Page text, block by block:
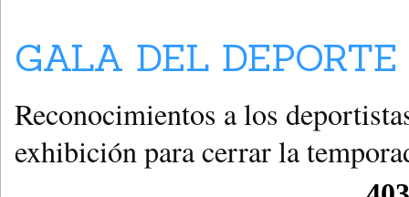
GALA DEL
Reconocimientos a los
exhibición para cerrar la